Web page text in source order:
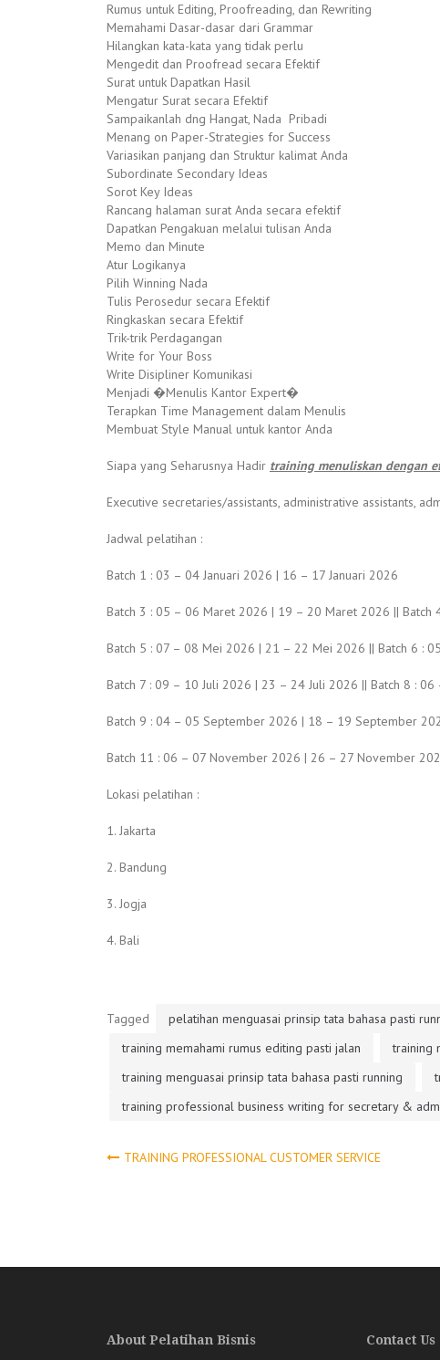
Rumus untuk Editing, Proofreading, dan Rewriting
Memahami Dasar-dasar dari Grammar
Hilangkan kata-kata yang tidak perlu
Mengedit dan Proofread secara Efektif
Surat untuk Dapatkan Hasil
Mengatur Surat secara Efektif
Sampaikanlah dng Hangat, Nada Pribadi
Menang on Paper-Strategies for Success
Variasikan panjang dan Struktur kalimat Anda
Subordinate Secondary Ideas
Sorot Key Ideas
Rancang halaman surat Anda secara efektif
Dapatkan Pengakuan melalui tulisan Anda
Memo dan Minute
Atur Logikanya
Pilih Winning Nada
Tulis Perosedur secara Efektif
Ringkaskan secara Efektif
Trik-trik Perdagangan
Write for Your Boss
Write Disipliner Komunikasi
Menjadi �Menulis Kantor Expert�
Terapkan Time Management dalam Menulis
Membuat Style Manual untuk kantor Anda
Siapa yang Seharusnya Hadir training menuliskan dengan
Executive secretaries/assistants, administrative assistants,
Jadwal pelatihan :
Batch 1 : 03 – 04 Januari 2026 | 16 – 17 Januari 2026
Batch 3 : 05 – 06 Maret 2026 | 19 – 20 Maret 2026 ||
Batch 5 : 07 – 08 Mei 2026 | 21 – 22 Mei 2026 || Batch 6 :
Batch 7 : 09 – 10 Juli 2026 | 23 – 24 Juli 2026 || Batch 8 :
Batch 9 : 04 – 05 September 2026 | 18 – 19 September
Batch 11 : 06 – 07 November 2026 | 26 – 27 November
Lokasi pelatihan :
1. Jakarta
2. Bandung
3. Jogja
4. Bali
Tagged pelatihan menguasai prinsip tata bahasa pasti
training memahami rumus editing pasti jalan
training
training menguasai prinsip tata bahasa pasti running
training professional business writing for secretary &
Post
TRAINING PROFESSIONAL CUSTOMER SERVICE
About Pelatihan Bisnis Contact Us